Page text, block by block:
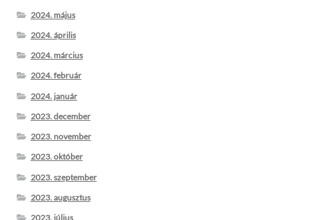
2024. május
2024. április
2024. március
2024. február
2024. január
2023. december
2023. november
2023. október
2023. szeptember
2023. augusztus
2023. július